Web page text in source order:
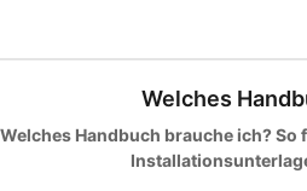
Welches
Welches Handbuch brauche ich?